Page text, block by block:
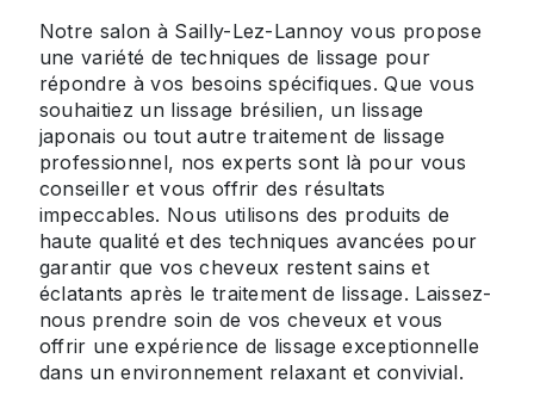
Notre salon à Sailly-Lez-Lannoy vous propose
une variété de techniques de lissage pour
répondre à vos besoins spécifiques. Que vous
souhaitiez un lissage brésilien, un lissage
japonais ou tout autre traitement de lissage
professionnel, nos experts sont là pour vous
conseiller et vous offrir des résultats
impeccables. Nous utilisons des produits de
haute qualité et des techniques avancées pour
garantir que vos cheveux restent sains et
éclatants après le traitement de lissage. Laissez-
nous prendre soin de vos cheveux et vous
offrir une expérience de lissage exceptionnelle
dans un environnement relaxant et convivial.